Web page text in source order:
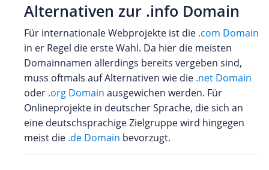
Alternativen zur .info Domain
Für internationale Webprojekte ist die .com Domain
in er Regel die erste Wahl. Da hier die meisten
Domainnamen allerdings bereits vergeben sind,
muss oftmals auf Alternativen wie die .net Domain
oder .org Domain ausgewichen werden. Für
Onlineprojekte in deutscher Sprache, die sich an
eine deutschsprachige Zielgruppe wird hingegen
meist die .de Domain bevorzugt.